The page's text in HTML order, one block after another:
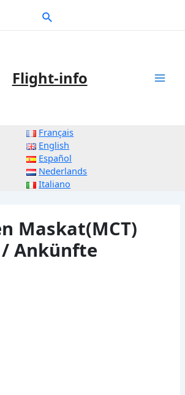
Suche
Flight-info
Français
English
Español
Nederlands
Italiano
Maskat(MCT)
Ankünfte